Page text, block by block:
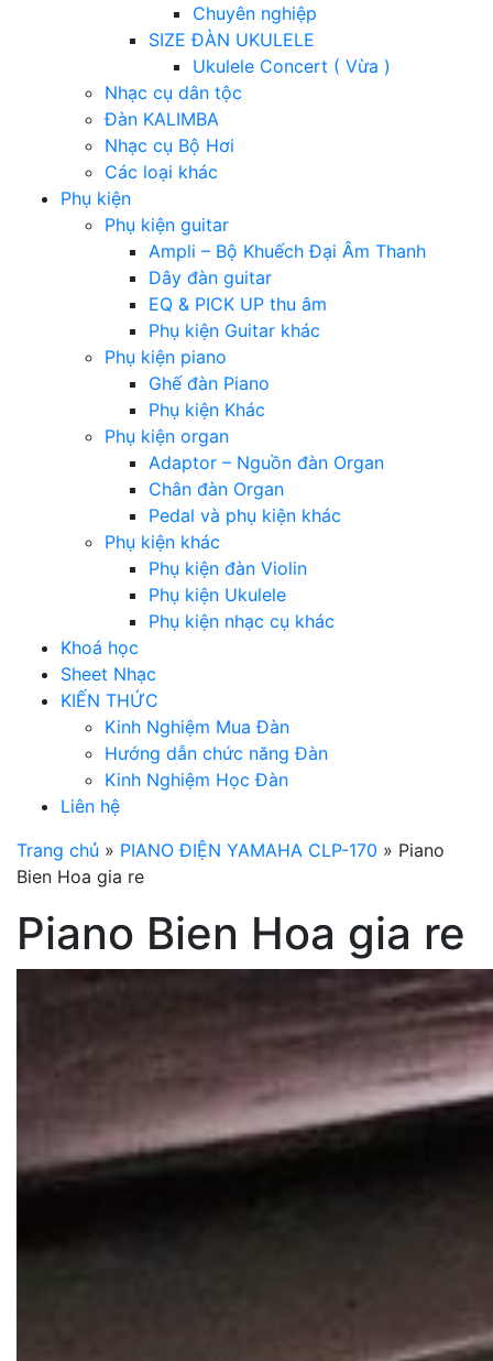
Chuyên nghiệp
SIZE ĐÀN UKULELE
Ukulele Concert ( Vừa )
Nhạc cụ dân tộc
Đàn KALIMBA
Nhạc cụ Bộ Hơi
Các loại khác
Phụ kiện
Phụ kiện guitar
Ampli – Bộ Khuếch Đại Âm Thanh
Dây đàn guitar
EQ & PICK UP thu âm
Phụ kiện Guitar khác
Phụ kiện piano
Ghế đàn Piano
Phụ kiện Khác
Phụ kiện organ
Adaptor – Nguồn đàn Organ
Chân đàn Organ
Pedal và phụ kiện khác
Phụ kiện khác
Phụ kiện đàn Violin
Phụ kiện Ukulele
Phụ kiện nhạc cụ khác
Khoá học
Sheet Nhạc
KIẾN THỨC
Kinh Nghiệm Mua Đàn
Hướng dẫn chức năng Đàn
Kinh Nghiệm Học Đàn
Liên hệ
Trang chủ » PIANO ĐIỆN YAMAHA CLP-170 » Piano
Bien Hoa gia re
Piano Bien Hoa gia re